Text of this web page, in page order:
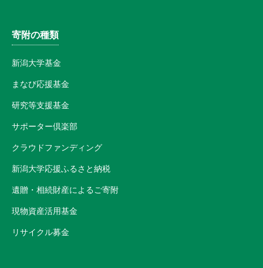
寄附の種類
新潟大学基金
まなび応援基金
研究等支援基金
サポーター倶楽部
クラウドファンディング
新潟大学応援ふるさと納税
遺贈・相続財産によるご寄附
現物資産活用基金
リサイクル募金